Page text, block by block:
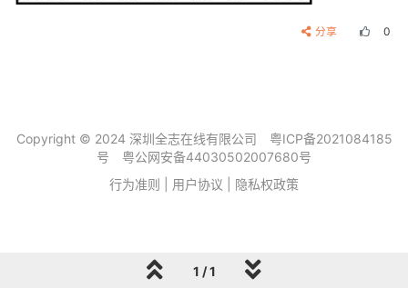
分享 0
1 / 1
Copyright © 2024 深圳全志在线有限公司
粤ICP备2021084185
号
粤公网安备44030502007680号
行为准则
用户协议 隐私权政策